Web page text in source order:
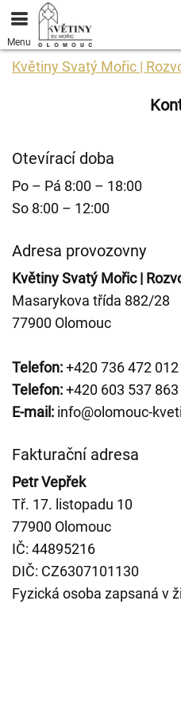
Menu
Květiny Svatý Mořic |
Otevírací doba
Po – Pá 8:00 – 18:00
So 8:00 – 12:00
Adresa provozovny
Květiny Svatý Mořic |
Masarykova třída 882/28
77900 Olomouc
Telefon:+420 736 472 012
Telefon:+420 603 537 863
E-mail: info@olomouc-
Fakturační adresa
Petr Vepřek
Tř. 17. listopadu 10
77900 Olomouc
IČ: 44895216
DIČ: CZ6307101130
Fyzická osoba zapsaná v